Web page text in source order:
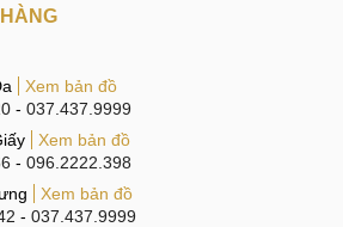
Xem bản đồ
- 037.437.9999
Xem bản đồ
- 096.2222.398
Xem bản đồ
- 037.437.9999